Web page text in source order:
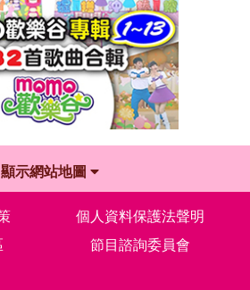
顯示網站地圖
個人資料保護法聲明
節目諮詢委員會